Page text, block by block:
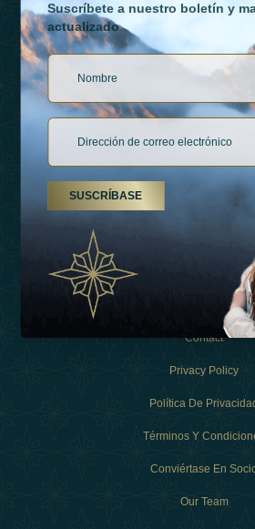
Vínculos
Tipos De Vacaciones
Contact
Privacy Policy
Política De
Términos Y
Conviértase En
Our Team
Suscríbete a nuestro boletín y
actualizado
SUSCRÍBASE